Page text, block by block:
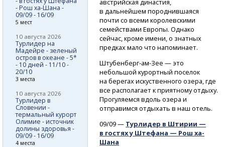
австрийская династия,
в дальнейшем породнившаяся
почти со всеми королевскими
семействами Европы. Однако
сейчас, кроме имени, о знатных
предках мало что напоминает.
Штубенберг-ам-Зее — это
небольшой курортный поселок
на берегах искуственного озера, где
все располагает к приятному отдыху.
Прогуляемся вдоль озера и
отправимся отдыхать в наш отель.
09/09 — Турлидер в Штирии —
в гостях у Штефана — Рош ха-
Шана
- Рош ха-Шана -
09/09 - 16/09
5 мест
10 августа 2026
Турлидер на
Мадейре - зеленый
остров в океане - 5*
- 10 дней - 11/10 -
20/10
3 места
10 августа 2026
Турлидер в
Словении -
термальный курорт
Олимие - источник
долины здоровья -
09/09 - 16/09
4 места